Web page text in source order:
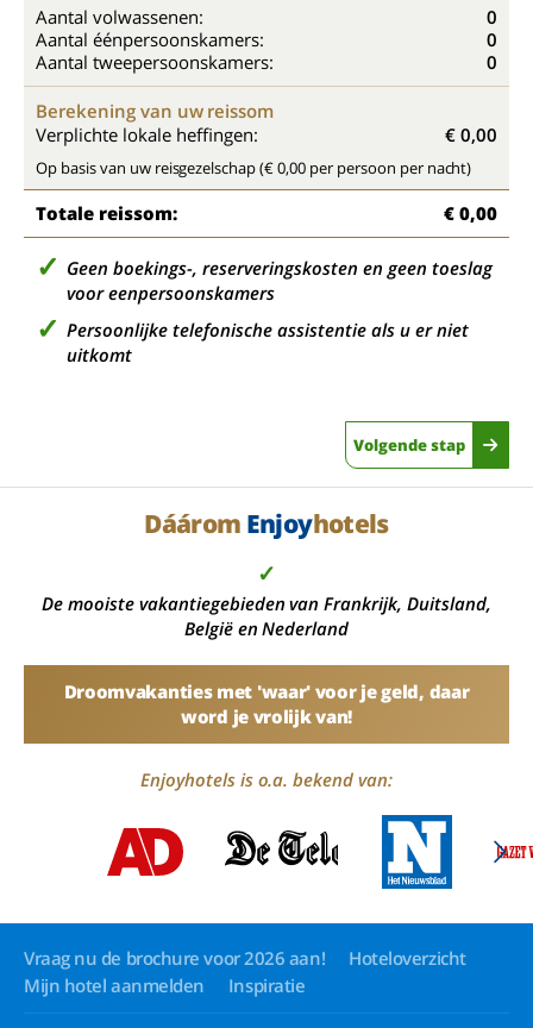
Aantal volwassenen:
0
Aantal éénpersoonskamers:
0
Aantal tweepersoonskamers:
0
Berekening van uw reissom
Verplichte lokale heffingen:
€ 0,00
Op basis van uw reisgezelschap (€ 0,00 per persoon per nacht)
Totale reissom: € 0,00
Geen boekings-, reserveringskosten en geen toeslag
voor eenpersoonskamers
Persoonlijke telefonische assistentie als u er niet
uitkomt
Volgende stap
Dáárom Enjoyhotels
✓
De mooiste vakantiegebieden van Frankrijk, Duitsland,
België en Nederland
Droomvakanties met 'waar' voor je geld, daar
word je vrolijk van!
Enjoyhotels is o.a. bekend van:
Vraag nu de brochure voor 2026 aan!
Hoteloverzicht
Mijn hotel aanmelden
Inspiratie